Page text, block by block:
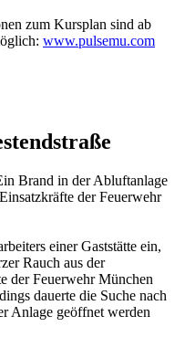
zum Kursplan sind ab
www.pulsemu.com
Brand in der Abluftanlage
der Feuerwehr
einer Gaststätte ein,
Rauch aus der
der Feuerwehr München
dauerte die Suche nach
Anlage geöffnet werden